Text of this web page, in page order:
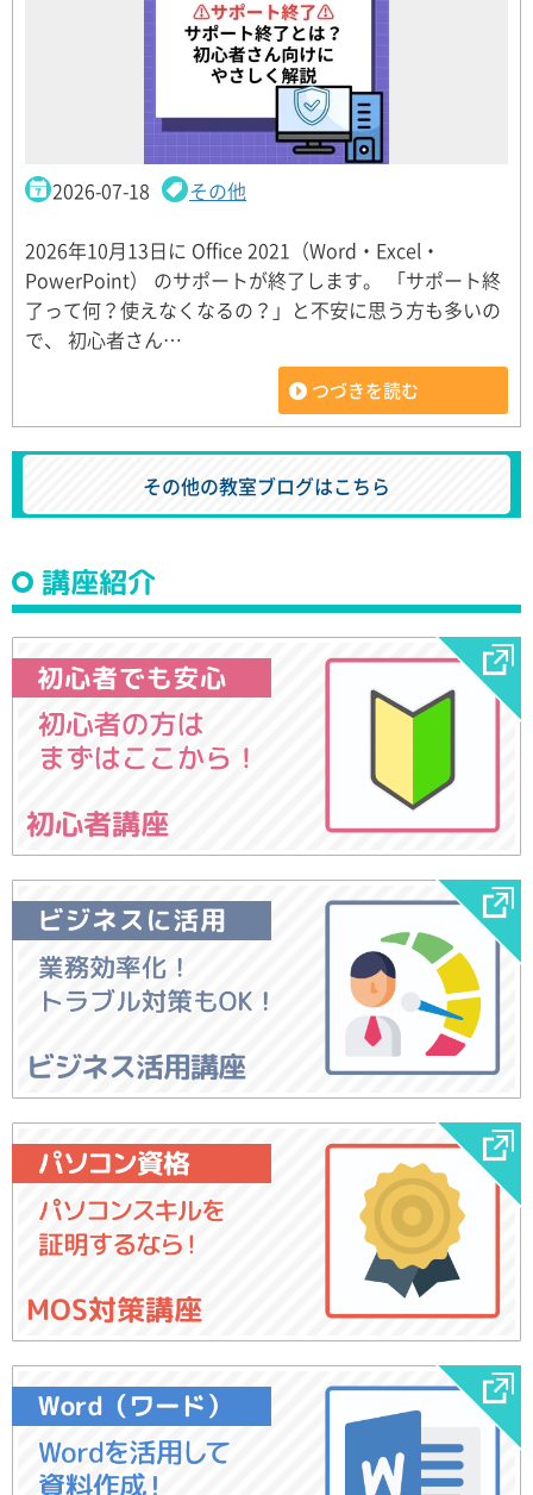
2026-07-18 その他
2026年10月13日に Office 2021（Word・Excel・
PowerPoint） のサポートが終了します。 「サポート終
了って何？使えなくなるの？」と不安に思う方も多いの
で、 初心者さん…
つづきを読む
その他の教室ブログはこちら
講座紹介
初心者講座
ビジネス活用講座
MOS対策講座